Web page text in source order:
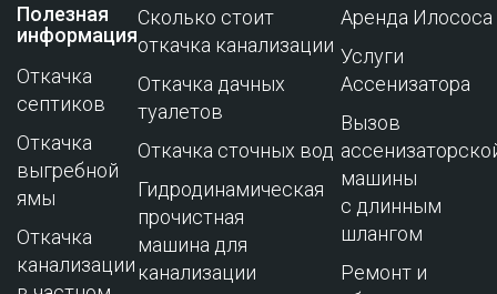
Полезная
информация
Откачка
септиков
Откачка
выгребной
ямы
Откачка
канализации
Сколько стоит
откачка канализации
Откачка дачных
туалетов
Откачка сточных вод
Гидродинамическая
прочистная
машина для
канализации
Аренда Илососа
Услуги
Ассенизатора
Вызов
машины
с длинным
шлангом
Ремонт и